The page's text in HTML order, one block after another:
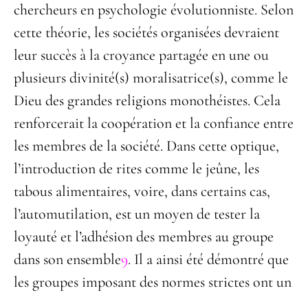
chercheurs en psychologie évolutionniste. Selon
cette théorie, les sociétés organisées devraient
leur succès à la croyance partagée en une ou
plusieurs divinité(s) moralisatrice(s), comme le
Dieu des grandes religions monothéistes. Cela
renforcerait la coopération et la confiance entre
les membres de la société. Dans cette optique,
l’introduction de rites comme le jeûne, les
tabous alimentaires, voire, dans certains cas,
l’automutilation, est un moyen de tester la
loyauté et l’adhésion des membres au groupe
dans son ensemble9. Il a ainsi été démontré que
les groupes imposant des normes strictes ont un